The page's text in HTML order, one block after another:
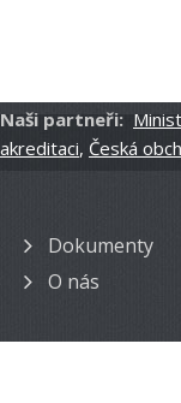
Naši partneři:
akreditaci, Česká
Dokumenty
O nás